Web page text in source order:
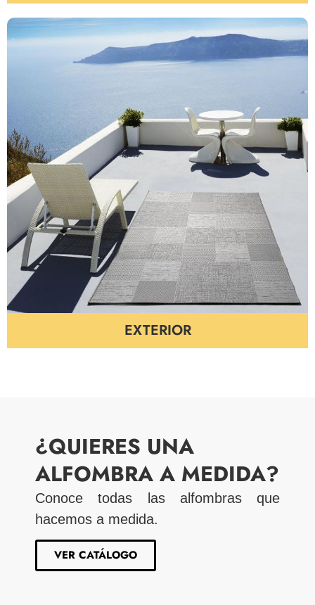
EXTERIOR
¿QUIERES UNA
ALFOMBRA A MEDIDA?
Conoce todas las alfombras que
hacemos a medida.
VER CATÁLOGO